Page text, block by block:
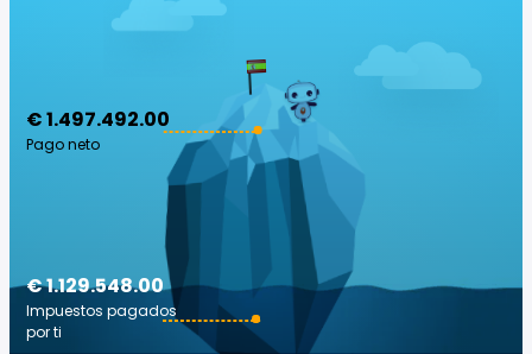
€ 1.497.492.00
Pago neto
€ 1.129.548.00
Impuestos pagados
por ti